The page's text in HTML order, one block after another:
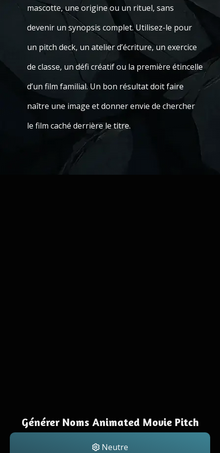
mascotte, une origine ou un rituel, sans
devenir un synopsis complet. Utilisez-le pour
un pitch deck, un atelier d’écriture, un exercice
de classe, un défi créatif ou la première étincelle
d’un film familial. Un bon résultat doit faire
naître une image et donner envie de chercher
le film caché derrière le titre.
Générer Noms Animated Movie Pitch
Neutre